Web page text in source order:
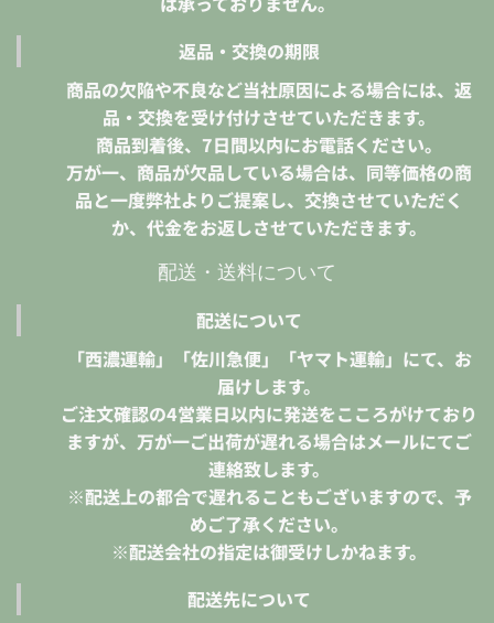
返品・交換の期限
商品の欠陥や不良など当社原因による場合には、返
品・交換を受け付けさせていただきます。
商品到着後、7日間以内にお電話ください。
万が一、商品が欠品している場合は、同等価格の商
品と一度弊社よりご提案し、交換させていただく
か、代金をお返しさせていただきます。
配送・送料について
配送について
「西濃運輸」「佐川急便」「ヤマト運輸」にて、お
届けします。
ご注文確認の4営業日以内に発送をこころがけており
ますが、万が一ご出荷が遅れる場合はメールにてご
連絡致します。
※配送上の都合で遅れることもございますので、予
めご了承ください。
※配送会社の指定は御受けしかねます。
配送先について